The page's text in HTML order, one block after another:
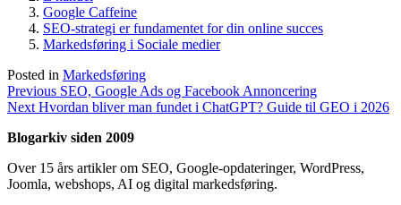
Google Caffeine
SEO-strategi er fundamentet for din online succes
Markedsføring i Sociale medier
Posted in Markedsføring
Indlægsnavigation
Previous Previous
post:
SEO, Google Ads og Facebook Annoncering
Next Next
Hvordan bliver man fundet i ChatGPT? Guide til GEO i 2026
Blogarkiv siden 2009
Over 15 års artikler om SEO, Google-opdateringer, WordPress,
Joomla, webshops, AI og digital markedsføring.